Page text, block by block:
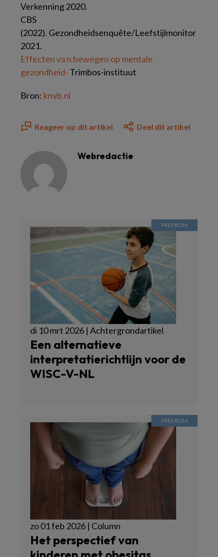
Verkenning 2020.
CBS
(2022). Gezondheidsenquête/Leefstijlmonitor
2021.
Effecten va n bewegen op mentale
gezondheid- Trimbos-instituut
Bron: knvb.nl
Reageer op dit artikel Deel dit artikel
Webredactie
di 10 mrt 2026 | Achtergrondartikel
Een alternatieve
interpretatierichtlijn voor de
WISC-V-NL
zo 01 feb 2026 | Column
Het perspectief van